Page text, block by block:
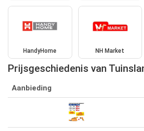
HandyHome NH Market
Prijsgeschiedenis van
Aanbieding